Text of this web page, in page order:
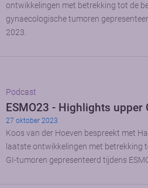
ontwikkelingen met betrekking tot de
gynaecologische tumoren
2023.
Podcast
ESMO23 - Highlights upper
27 oktober 2023
Koos van der Hoeven bespreekt met
laatste ontwikkelingen met betrekking
GI-tumoren gepresenteerd tijdens